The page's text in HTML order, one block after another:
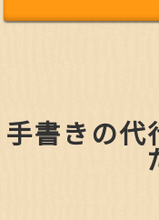
手書きの代